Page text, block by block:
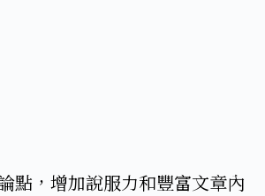
點，增加說服力和豐富文章內